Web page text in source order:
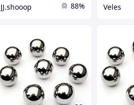
JJ.shooop 88% Veles